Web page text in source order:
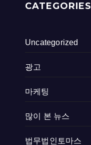
CATEGORIES
Uncategorized
광고
마케팅
많이 본 뉴스
법무법인토마스